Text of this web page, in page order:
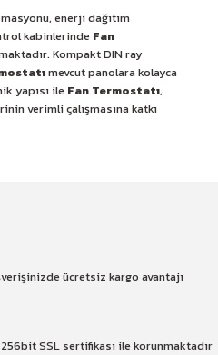
enerji dağıtım
kabinlerinde Fan
Kompakt DIN ray
mevcut panolara kolayca
yapısı ile Fan Termostatı,
verimli çalışmasına katkı
ücretsiz kargo avantajı
SSL sertifikası ile korunmaktadır